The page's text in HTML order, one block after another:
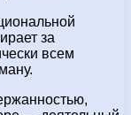
за
всем